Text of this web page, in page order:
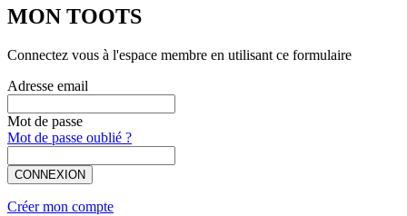
MON TOOTS
Connectez vous à l'espace membre en utilisant ce formulaire
Adresse email
Mot de passe
Mot de passe oublié ?
CONNEXION
Créer mon compte